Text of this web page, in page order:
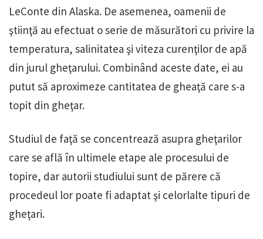
LeConte din Alaska. De asemenea, oamenii de
ştiinţă au efectuat o serie de măsurători cu privire la
temperatura, salinitatea şi viteza curenţilor de apă
din jurul gheţarului. Combinând aceste date, ei au
putut să aproximeze cantitatea de gheaţă care s-a
topit din gheţar.
Studiul de faţă se concentrează asupra gheţarilor
care se află în ultimele etape ale procesului de
topire, dar autorii studiului sunt de părere că
procedeul lor poate fi adaptat şi celorlalte tipuri de
gheţari.